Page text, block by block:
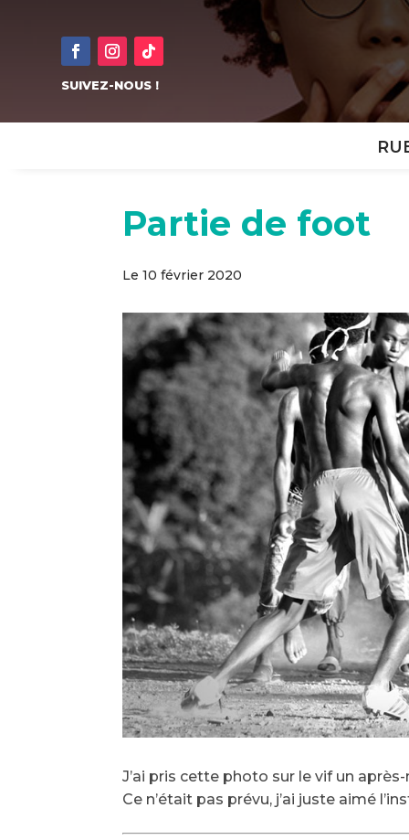
SUIVEZ-NOUS !
Partie de foot
Le 10 février 2020
J’ai pris cette photo sur le vif un
Ce n’était pas prévu, j’ai juste aimé